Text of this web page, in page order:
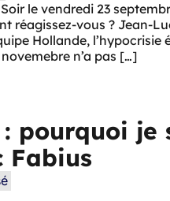
le vendredi 23
réagissez-vous ? Jean-
Hollande,
n’a pas […]
: pourquoi
Fabius